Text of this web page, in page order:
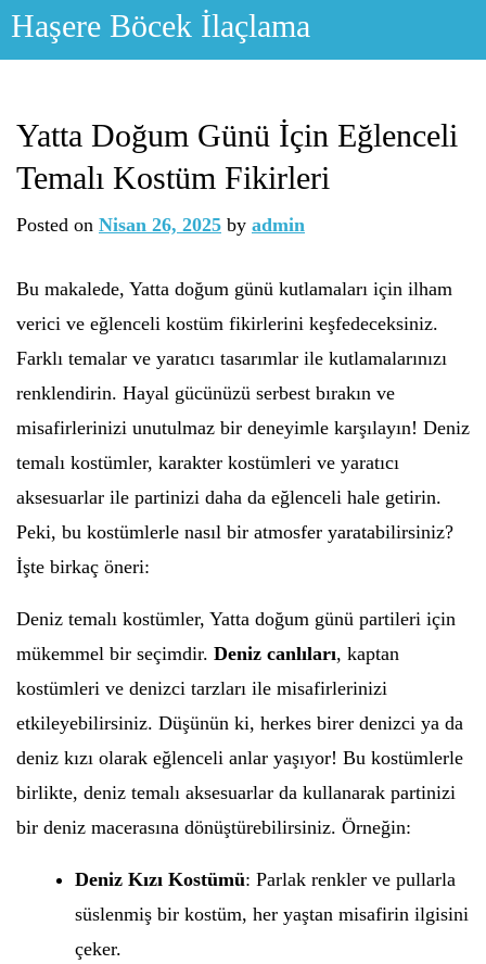
Skip
Haşere Böcek İlaçlama
Yatta Doğum Günü İçin Eğlenceli
Temalı Kostüm Fikirleri
Posted on Nisan 26, 2025 by admin
Bu makalede, Yatta doğum günü kutlamaları için ilham
verici ve eğlenceli kostüm fikirlerini keşfedeceksiniz.
Farklı temalar ve yaratıcı tasarımlar ile kutlamalarınızı
renklendirin. Hayal gücünüzü serbest bırakın ve
misafirlerinizi unutulmaz bir deneyimle karşılayın! Deniz
temalı kostümler, karakter kostümleri ve yaratıcı
aksesuarlar ile partinizi daha da eğlenceli hale getirin.
Peki, bu kostümlerle nasıl bir atmosfer yaratabilirsiniz?
İşte birkaç öneri:
Deniz temalı kostümler, Yatta doğum günü partileri için
mükemmel bir seçimdir. Deniz canlıları, kaptan
kostümleri ve denizci tarzları ile misafirlerinizi
etkileyebilirsiniz. Düşünün ki, herkes birer denizci ya da
deniz kızı olarak eğlenceli anlar yaşıyor! Bu kostümlerle
birlikte, deniz temalı aksesuarlar da kullanarak partinizi
bir deniz macerasına dönüştürebilirsiniz. Örneğin:
Deniz Kızı Kostümü: Parlak renkler ve pullarla
süslenmiş bir kostüm, her yaştan misafirin ilgisini
çeker.